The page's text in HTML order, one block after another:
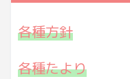
各種方針
各種たより